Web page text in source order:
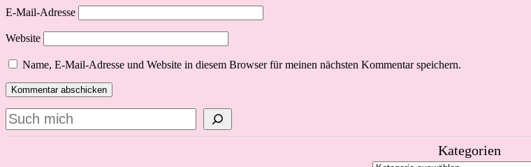
E-Mail-Adresse
Website
Name, E-Mail-Adresse und Website in diesem Browser für meinen nächsten Kommentar speichern.
Suchen
Kategorien